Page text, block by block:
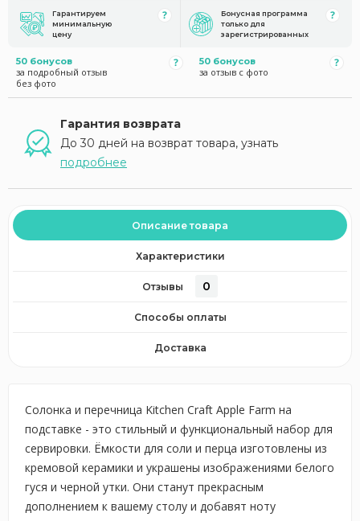
Гарантируем
минимальную
цену
Бонусная программа
только для
зарегистрированных
50 бонусов
за подробный отзыв
без фото
50 бонусов
за отзыв с фото
Гарантия возврата
До 30 дней на возврат товара, узнать
подробнее
Описание товара
Характеристики
Отзывы 0
Способы оплаты
Доставка
Солонка и перечница Kitchen Craft Apple Farm на
подставке - это стильный и функциональный набор для
сервировки. Ёмкости для соли и перца изготовлены из
кремовой керамики и украшены изображениями белого
гуся и черной утки. Они станут прекрасным
дополнением к вашему столу и добавят ноту